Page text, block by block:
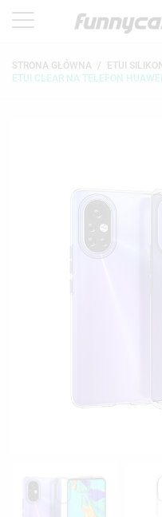
STRONA GŁÓWNA ETUI
ETUI CLEAR NA TELEFON